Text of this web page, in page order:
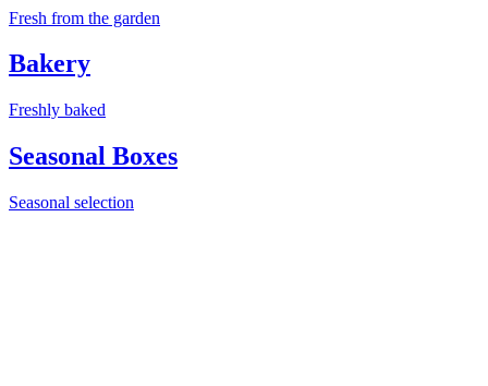
Fresh from the garden
Bakery
Freshly baked
Seasonal Boxes
Seasonal selection